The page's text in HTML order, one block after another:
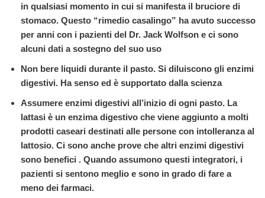
in qualsiasi momento in cui si manifesta il bruciore di
stomaco. Questo “rimedio casalingo” ha avuto successo
per anni con i pazienti del Dr. Jack Wolfson e ci sono
alcuni dati a sostegno del suo uso
Non bere liquidi durante il pasto. Si diluiscono gli enzimi
digestivi. Ha senso ed è supportato dalla scienza
Assumere enzimi digestivi all’inizio di ogni pasto. La
lattasi è un enzima digestivo che viene aggiunto a molti
prodotti caseari destinati alle persone con intolleranza al
lattosio. Ci sono anche prove che altri enzimi digestivi
sono benefici . Quando assumono questi integratori, i
pazienti si sentono meglio e sono in grado di fare a
meno dei farmaci.